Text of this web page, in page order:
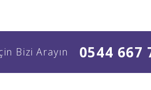
Bizi Arayın 0544 667